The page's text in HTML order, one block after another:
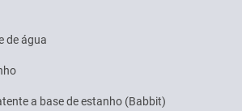
de água
a base de estanho (Babbit)